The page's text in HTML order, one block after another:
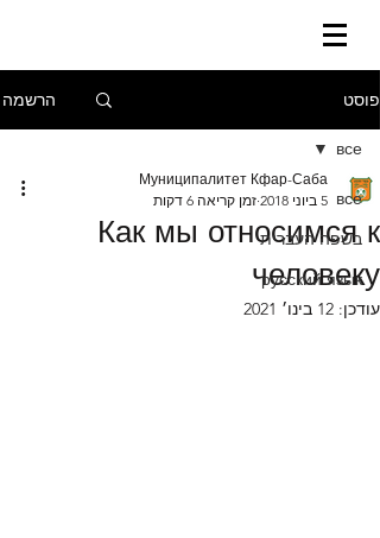
פוסט הרשמה
все
בשפה העברית
русский язык
все
Как мы относимся к
человеку
Муниципалитет Кфар-Саба
5 ביוני 2018
זמן קריאה 6 דקות
עודכן: 12 בינו׳ 2021